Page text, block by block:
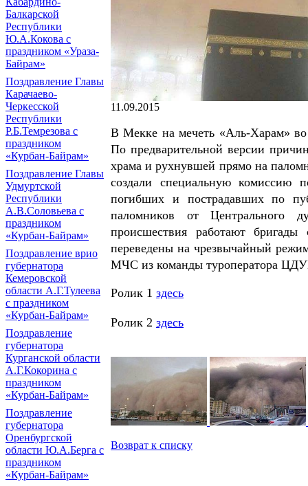
Балкарской
Республики
Ю.А.Кокова с
праздником «Ураза-
Байрам»
Поздравление Главы
Карачаево-
Черкесской
Республики
Р.Б.Темрезова с
праздником
«Курбан-Байрам»
Поздравление Главы
Удмуртской
Республики
А.В.Соловьева с
праздником
«Курбан-Байрам»
Поздравление врио
губернатора
Кемеровской
области А.Г.Тулеева
с праздником
«Курбан-Байрам»
Поздравление
губернатора
Курганской области
А.Г.Кокорина с
праздником
«Курбан-Байрам»
Поздравление
губернатора
Оренбургской
области Ю.А.Берга с
праздником
«Курбан-Байрам»
11.09.2015
В Мекке на мечеть «Аль-Харам»
По предварительной версии
храма и рухнувшей прямо на
создали специальную комиссию
погибших и пострадавших по
паломников от Центрального
происшествия работают
переведены на чрезвычайный
МЧС из команды туроператора
Ролик 1 здесь
Ролик 2 здесь
Возврат к списку